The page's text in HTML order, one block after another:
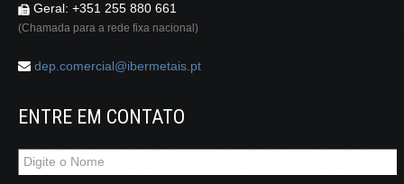
Geral: +351 255 880 661
(Chamada para a rede fixa nacional)
dep.comercial@ibermetais.pt
ENTRE EM CONTATO